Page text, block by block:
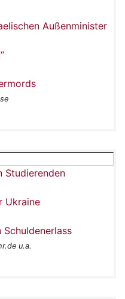
Außenminister
Studierenden
Ukraine
u.a.